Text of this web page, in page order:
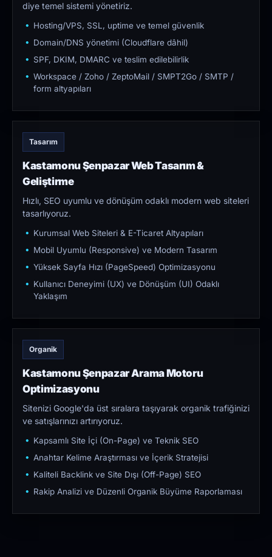
diye temel sistemi yönetiriz.
Hosting/VPS, SSL, uptime ve temel güvenlik
Domain/DNS yönetimi (Cloudflare dâhil)
SPF, DKIM, DMARC ve teslim edilebilirlik
Workspace / Zoho / ZeptoMail / SMPT2Go / SMTP /
form altyapıları
Tasarım
Kastamonu Şenpazar Web Tasarım &
Geliştirme
Hızlı, SEO uyumlu ve dönüşüm odaklı modern web siteleri
tasarlıyoruz.
Kurumsal Web Siteleri & E-Ticaret Altyapıları
Mobil Uyumlu (Responsive) ve Modern Tasarım
Yüksek Sayfa Hızı (PageSpeed) Optimizasyonu
Kullanıcı Deneyimi (UX) ve Dönüşüm (UI) Odaklı
Yaklaşım
Organik
Kastamonu Şenpazar Arama Motoru
Optimizasyonu
Sitenizi Google'da üst sıralara taşıyarak organik trafiğinizi
ve satışlarınızı artırıyoruz.
Kapsamlı Site İçi (On-Page) ve Teknik SEO
Anahtar Kelime Araştırması ve İçerik Stratejisi
Kaliteli Backlink ve Site Dışı (Off-Page) SEO
Rakip Analizi ve Düzenli Organik Büyüme Raporlaması